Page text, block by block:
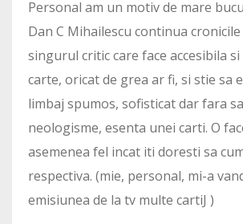
Personal am un motiv de mare
Dan C Mihailescu continua cronicile
singurul critic care face accesibila
carte, oricat de grea ar fi, si stie sa
limbaj spumos, sofisticat dar fara
neologisme, esenta unei carti. O
asemenea fel incat iti doresti sa
respectiva. (mie, personal, mi-a
emisiunea de la tv multe cartiJ )